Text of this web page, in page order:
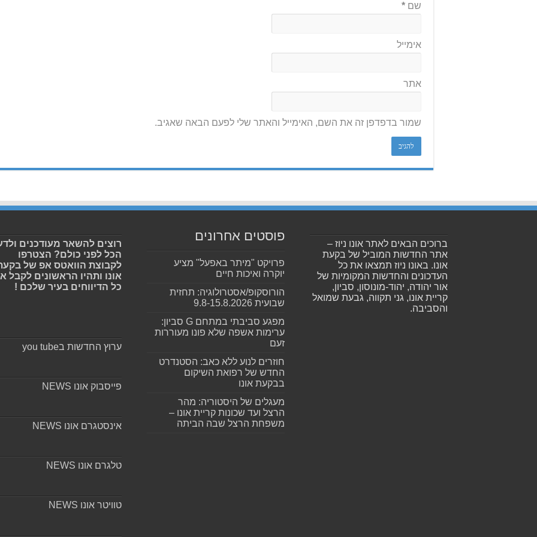
שם*
אימייל
אתר
שמור בדפדפן זה את השם, האימייל והאתר שלי לפעם הבאה שאגיב.
ברוכים הבאים לאתר אונו ניוז –
אתר החדשות המוביל של בקעת
אונו. באונו ניוז תמצאו את כל
העדכונים והחדשות המקומיות של
אור יהודה, יהוד-מונוסון, סביון,
קריית אונו, גני תקווה, גבעת שמואל
והסביבה.
פוסטים אחרונים
פרויקט "מיתר באפעל" מציע
יוקרה ואיכות חיים
הורוסקופ/אסטרולוגיה: תחזית
שבועית 9.8-15.8.2026
מפגע סביבתי במתחם G סביון:
ערימות אשפה שלא פונו מעוררות
זעם
חוזרים לנוע ללא כאב: הסטנדרט
החדש של רפואת השיקום
בבקעת אונו
מעגלים של היסטוריה: מהר
הרצל ועד שכונות קריית אונו –
משפחת הרצל שבה הביתה
רוצים להשאר מעודכנים
הכל לפני כולם? הצטרפו
לקבוצת הוואטס אפ של
אונו ותהיו הראשונים לקבל
כל הדיווחים בעיר שלכם !
ערוץ החדשות בyou tube
פייסבוק אונו NEWS
אינסטגרם אונו NEWS
טלגרם אונו NEWS
טוויטר אונו NEWS